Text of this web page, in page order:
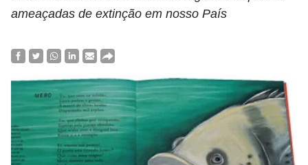
ameaçadas de extinção em nosso País